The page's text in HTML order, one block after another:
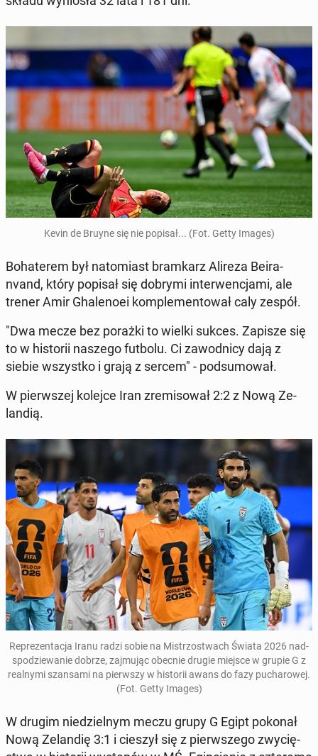
Kevin de Bruyne się nie popisał... (Fot. Getty Images)
Bo­ha­te­rem był na­to­miast bram­karz Alireza Be­ira­
nvand, który popisał się dobrymi in­ter­wen­cja­mi, ale
trener Amir Gha­le­no­ei kom­ple­men­to­wał caly zespół.
"Dwa mecze bez porażki to wielki sukces. Zapisze się
to w hi­sto­rii naszego futbolu. Ci za­wod­ni­cy dają z
siebie wszyst­ko i grają z sercem" - pod­su­mo­wał.
W pierw­szej kolejce Iran zre­mi­so­wał 2:2 z Nową Ze­
lan­dią.
Re­pre­zen­ta­cja Iranu radzi sobie na Mi­strzo­stwach Świata 2026 nad­
spo­dzie­wa­nie dobrze, zaj­mu­jąc obecnie drugie miejsce w grupie G z
re­al­ny­mi szan­sa­mi na pierw­szy w hi­sto­rii awans do fazy pu­cha­ro­wej.
(Fot. Getty Images)
W drugim nie­dziel­nym meczu grupy G Egipt pokonał
Nową Ze­lan­dię 3:1 i cieszył się z pierw­sze­go zwy­cię­